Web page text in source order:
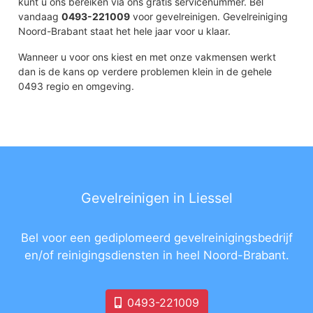
vandaag0493-221009 voor gevelreinigen. Gevelreiniging
Noord-Brabant staat het hele jaar voor u klaar.
Wanneer u voor ons kiest en met onze vakmensen werkt
dan is de kans op verdere problemen klein in de gehele
0493 regio en omgeving.
Gevelreinigen in Liessel
Bel voor een gediplomeerd gevelreinigingsbedrijf
en/of reinigingsdiensten in heel Noord-Brabant.
0493-221009